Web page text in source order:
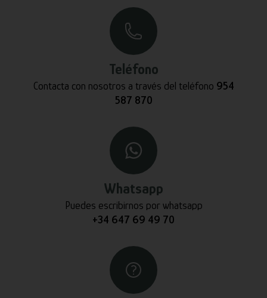
Teléfono
Contacta con nosotros a través del teléfono 954
587 870
Whatsapp
Puedes escribirnos por whatsapp
+34 647 69 49 70